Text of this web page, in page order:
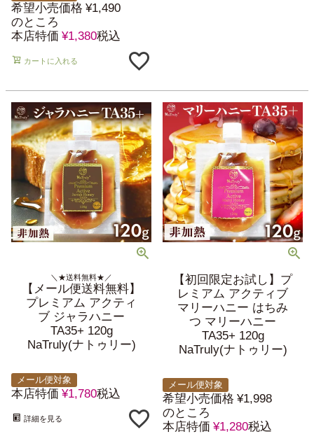
希望小売価格 ¥1,490
のところ
本店特価 ¥1,380税込
カートに入れる
＼★送料無料★／
【メール便送料無料】
プレミアム アクティ
ブ ジャラハニー
TA35+ 120g
NaTruly(ナトゥリー)
メール便対象
本店特価 ¥1,780税込
詳細を見る
【初回限定お試し】プ
レミアム アクティブ
マリーハニー はちみ
つ マリーハニー
TA35+ 120g
NaTruly(ナトゥリー)
メール便対象
希望小売価格 ¥1,998
のところ
本店特価 ¥1,280税込